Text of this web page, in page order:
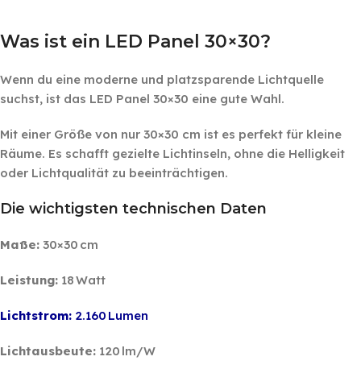
Was ist ein LED Panel 30×30?
Wenn du eine moderne und platzsparende Lichtquelle
suchst, ist das LED Panel 30×30 eine gute Wahl.
Mit einer Größe von nur 30×30 cm ist es perfekt für kleine
Räume. Es schafft gezielte Lichtinseln, ohne die Helligkeit
oder Lichtqualität zu beeinträchtigen.
Die wichtigsten technischen Daten
Maße: 30×30 cm
Leistung: 18 Watt
Lichtstrom: 2.160 Lumen
Lichtausbeute: 120 lm/W